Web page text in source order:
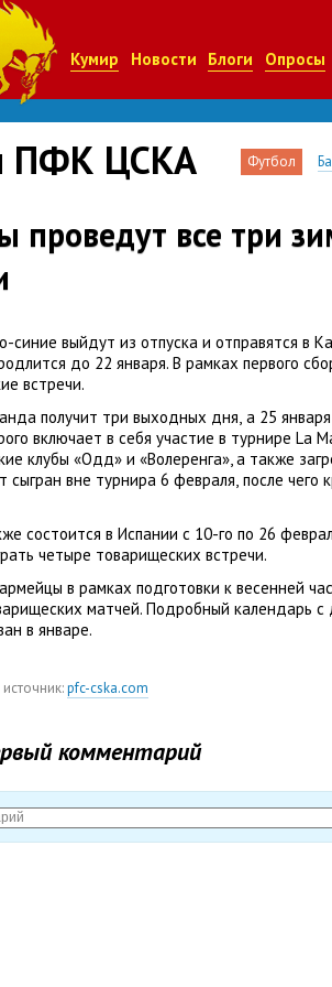
Кумир Новости Блоги Опросы
ПФК ЦСКА Футбол
проведут все три
синие выйдут из отпуска и отправятся в
до 22 января. В рамках первого
встречи.
получит три выходных дня, а 25
включает в себя участие в турнире La
клубы «Одд» и «Волеренга», а также
сыгран вне турнира 6 февраля, после чего
состоится в Испании с 10-го по 26
четыре товарищеских встречи.
армейцы в рамках подготовки к весенней
матчей. Подробный календарь
в январе.
источник:pfc-cska.com
комментарий